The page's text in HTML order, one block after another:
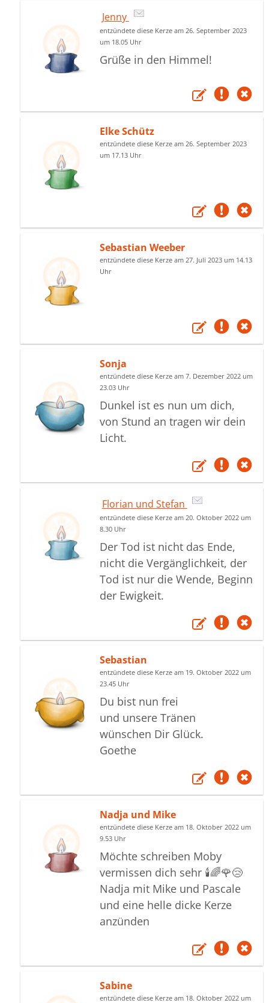
Jenny
entzündete diese Kerze am 26. September 2023
um 18.05 Uhr
Grüße in den Himmel!
Elke Schütz
entzündete diese Kerze am 26. September 2023
um 17.13 Uhr
Sebastian Weeber
entzündete diese Kerze am 27. Juli 2023 um 14.13
Uhr
Sonja
entzündete diese Kerze am 7. Dezember 2022 um
23.03 Uhr
Dunkel ist es nun um dich,
von Stund an tragen wir dein
Licht.
Florian und Stefan
entzündete diese Kerze am 20. Oktober 2022 um
8.30 Uhr
Der Tod ist nicht das Ende,
nicht die Vergänglichkeit, der
Tod ist nur die Wende, Beginn
der Ewigkeit.
Sebastian
entzündete diese Kerze am 19. Oktober 2022 um
23.45 Uhr
Du bist nun frei
und unsere Tränen
wünschen Dir Glück.
Goethe
Nadja und Mike
entzündete diese Kerze am 18. Oktober 2022 um
9.53 Uhr
Möchte schreiben Moby
vermissen dich sehr 🕯️🌈🌹😢
Nadja mit Mike und Pascale
und eine helle dicke Kerze
anzünden
Sabine
entzündete diese Kerze am 18. Oktober 2022 um